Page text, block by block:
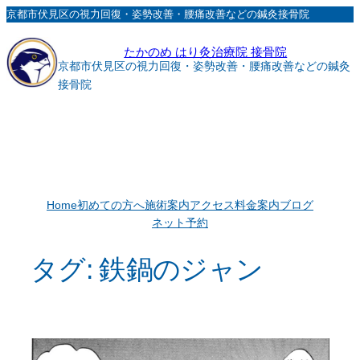
内
を
ス
キ
京都市伏見区の視力回復・姿勢改善・腰痛改善などの鍼灸接骨院
たかのめ はり灸治療院 接骨院
京都市伏見区の視力回復・姿勢改善・腰痛改善などの鍼灸
接骨院
Home初めての方へ施術案内アクセス料金案内ブログ
ネット予約
タグ:鉄鍋のジャン